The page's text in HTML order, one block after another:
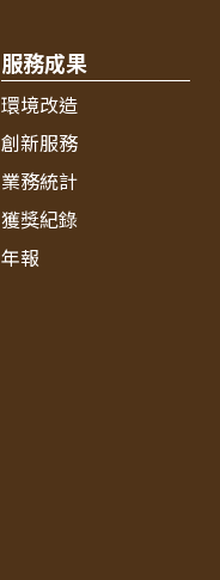
服務成果
環境改造
創新服務
業務統計
獲獎紀錄
年報